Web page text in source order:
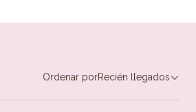
Ordenar porRecién llegados